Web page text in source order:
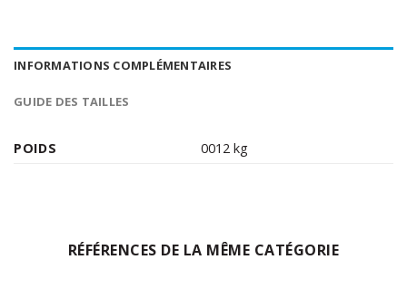
INFORMATIONS COMPLÉMENTAIRES
GUIDE DES TAILLES
POIDS 0012 kg
RÉFÉRENCES DE LA MÊME CATÉGORIE